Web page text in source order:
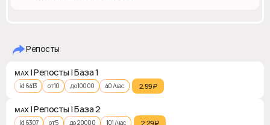
Репосты
ᴍᴀx | Репосты | База 1
id 6413 от 10 до 10000 40 / час 2.99₽‎
ᴍᴀx | Репосты | База 2
id 6307 от 5 до 20000 101 / час 2.29₽‎